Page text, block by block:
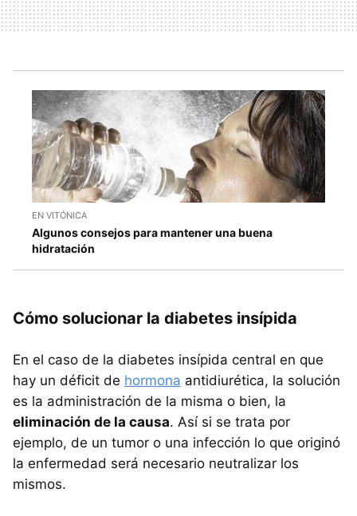
EN VITÓNICA
Algunos consejos para mantener una buena
hidratación
Cómo solucionar la diabetes insípida
En el caso de la diabetes insípida central en que
hay un déficit de hormona antidiurética, la solución
es la administración de la misma o bien, la
eliminación de la causa. Así si se trata por
ejemplo, de un tumor o una infección lo que originó
la enfermedad será necesario neutralizar los
mismos.